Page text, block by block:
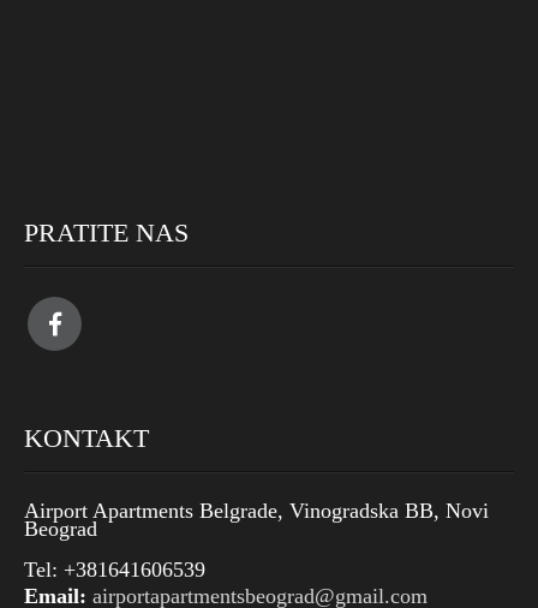
PRATITE NAS
KONTAKT
Airport Apartments Belgrade, Vinogradska BB, Novi
Beograd
Tel: +381641606539
Email: airportapartmentsbeograd@gmail.com